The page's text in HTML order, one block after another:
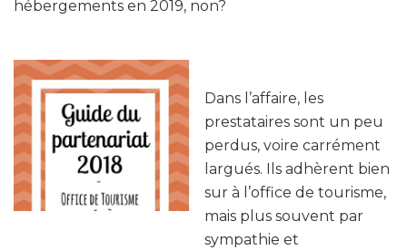
hébergements en 2019, non?
Dans l’affaire, les
prestataires sont un peu
perdus, voire carrément
largués. Ils adhèrent bien
sur à l’office de tourisme,
mais plus souvent par
sympathie et